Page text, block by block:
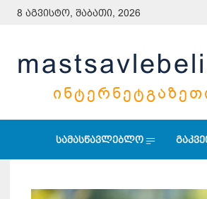
8 აგვისტო, შაბათი, 2026
სამასწავლებლო